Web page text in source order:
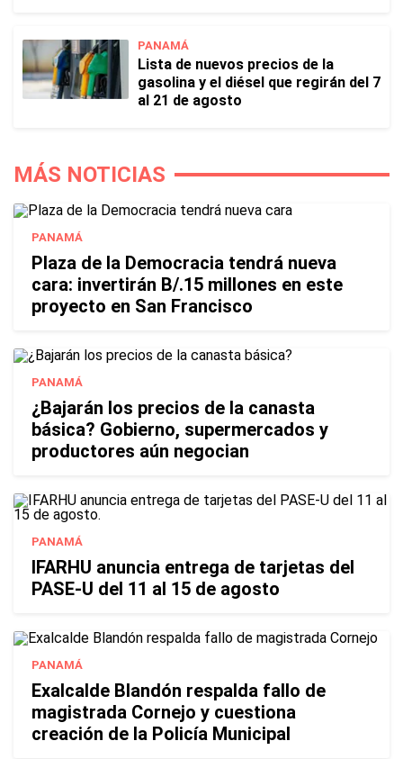
PANAMÁ
Lista de nuevos precios de la
gasolina y el diésel que regirán del 7
al 21 de agosto
MÁS NOTICIAS
PANAMÁ
Plaza de la Democracia tendrá nueva
cara: invertirán B/.15 millones en este
proyecto en San Francisco
PANAMÁ
¿Bajarán los precios de la canasta
básica? Gobierno, supermercados y
productores aún negocian
PANAMÁ
IFARHU anuncia entrega de tarjetas del
PASE-U del 11 al 15 de agosto
PANAMÁ
Exalcalde Blandón respalda fallo de
magistrada Cornejo y cuestiona
creación de la Policía Municipal